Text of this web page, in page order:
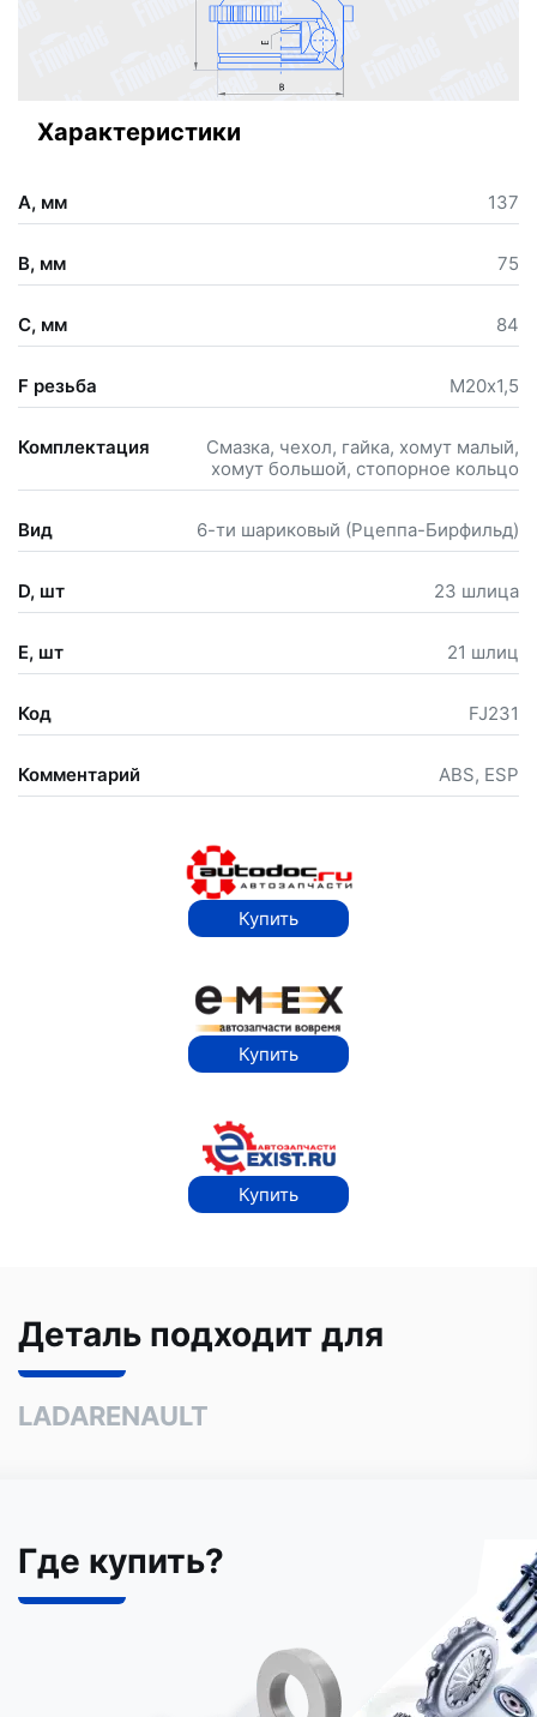
Характеристики
A, мм 137
B, мм 75
C, мм 84
F резьба М20х1,5
Комплектация
Смазка, чехол, гайка, хомут малый,
хомут большой, стопорное кольцо
Вид 6-ти шариковый (Рцеппа-Бирфильд)
D, шт 23 шлица
E, шт 21 шлиц
Код FJ231
Комментарий ABS, ESP
Купить
Купить
Купить
Деталь подходит для
LADARENAULT
Где купить?